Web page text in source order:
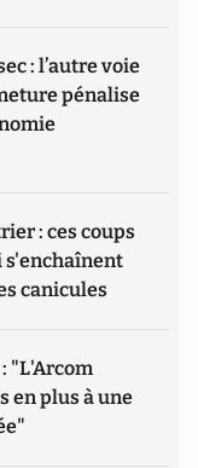
: l’autre voie
pénalise
: ces coups
s'enchaînent
canicules
"L'Arcom
en plus à une